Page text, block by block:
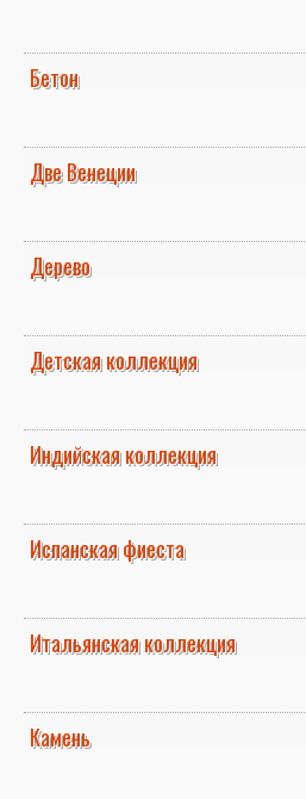
Бетон
Две Венеции
Дерево
Детская коллекция
Индийская коллекция
Испанская фиеста
Итальянская коллекция
Камень